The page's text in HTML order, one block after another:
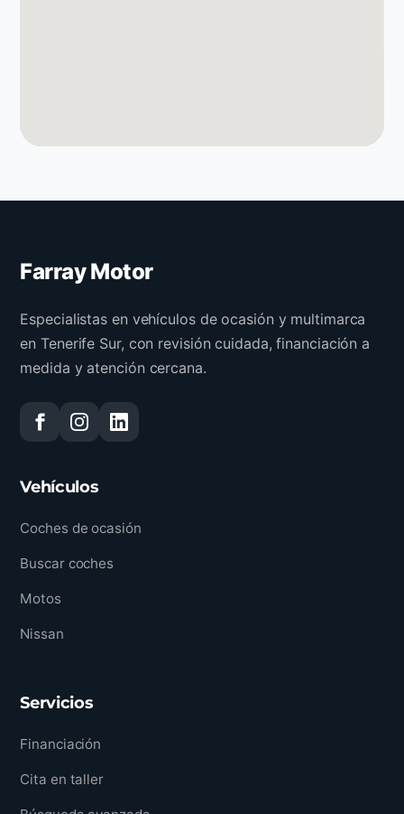
Farray Motor
Especialistas en vehículos de ocasión y multimarca
en Tenerife Sur, con revisión cuidada, financiación a
medida y atención cercana.
Vehículos
Coches de ocasión
Buscar coches
Motos
Nissan
Servicios
Financiación
Cita en taller